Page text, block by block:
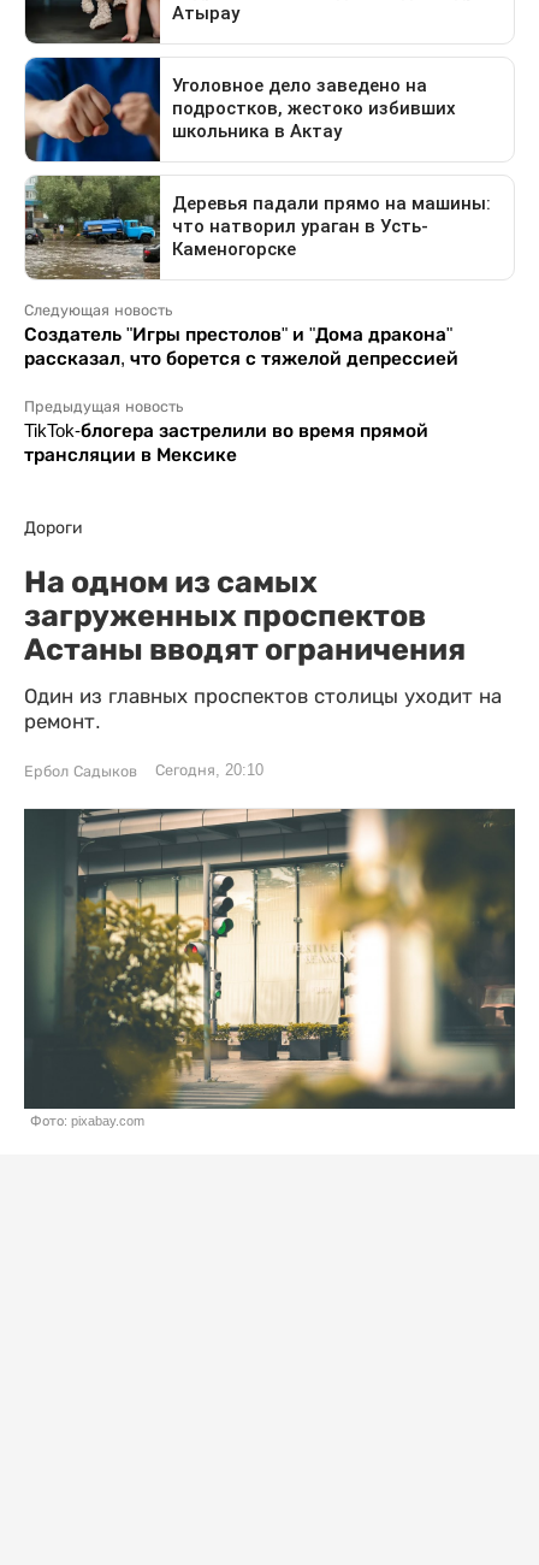
Следующая новость
Создатель "Игры престолов" и "Дома дракона"
рассказал, что борется с тяжелой депрессией
Предыдущая новость
TikTok-блогера застрелили во время прямой
трансляции в Мексике
Дороги
На одном из самых
загруженных проспектов
Астаны вводят ограничения
Один из главных проспектов столицы уходит на
ремонт.
Ербол Садыков Сегодня, 20:10
Фото: pixabay.com